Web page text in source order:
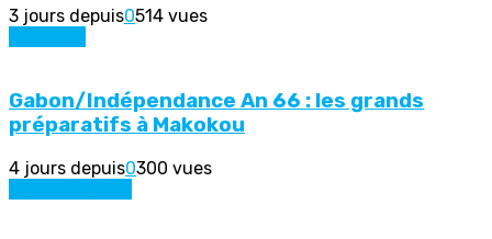
3 jours depuis0514 vues
Gabon/Indépendance An 66 : les grands
préparatifs à Makokou
4 jours depuis0300 vues